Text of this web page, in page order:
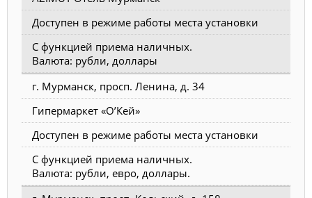
Доступен в режиме работы места установки
С функцией приема наличных.
Валюта: рубли, доллары
г. Мурманск, просп. Ленина, д. 34
Гипермаркет «О’Кей»
Доступен в режиме работы места установки
С функцией приема наличных.
Валюта: рубли, евро, доллары.